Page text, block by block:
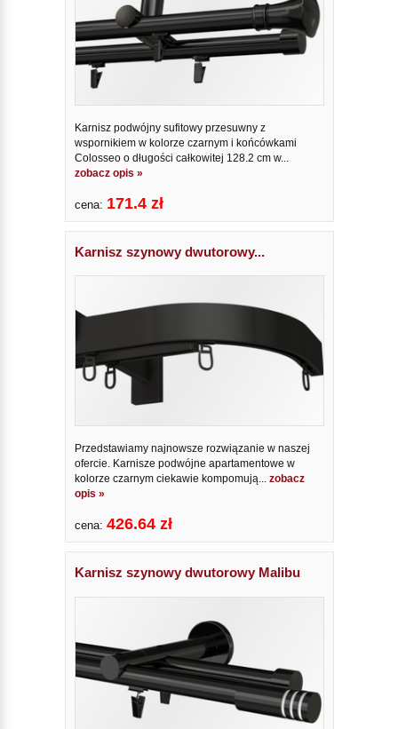
Karnisz podwójny sufitowy przesuwny z
wspornikiem w kolorze czarnym i końcówkami
Colosseo o długości całkowitej 128.2 cm w...
zobacz opis »
cena: 171.4 zł
Karnisz szynowy dwutorowy...
Przedstawiamy najnowsze rozwiązanie w naszej
ofercie. Karnisze podwójne apartamentowe w
kolorze czarnym ciekawie kompomują... zobacz
opis »
cena: 426.64 zł
Karnisz szynowy dwutorowy Malibu